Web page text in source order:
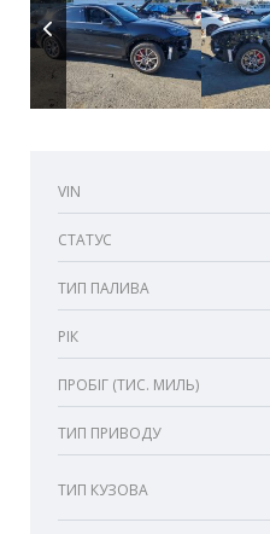
VIN
СТАТУС
ТИП ПАЛИВА
РІК
ПРОБІГ (ТИС. МИЛЬ)
ТИП ПРИВОДУ
ТИП КУЗОВА